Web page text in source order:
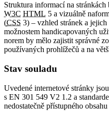
Struktura informací na
W3C HTML 5 a vizuálně
(CSS 3) – vzhled stránek a
možnostem handicapovaných
norem by mělo zajistit správné
používaných prohlížečů a na
Stav souladu
Uvedené internetové stránky
s EN 301 549 V2 1.2 a
nedostatečně přístupného